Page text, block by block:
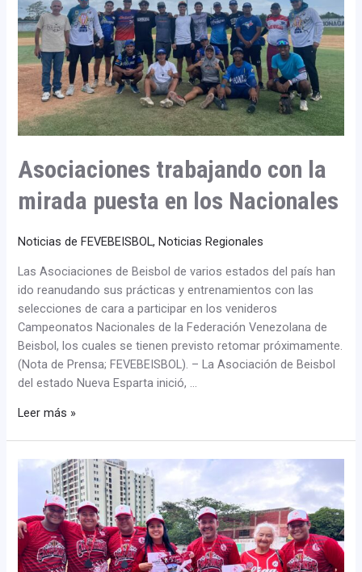
Asociaciones trabajando con la
mirada puesta en los Nacionales
Noticias de FEVEBEISBOL,Noticias Regionales
Las Asociaciones de Beisbol de varios estados del país han
ido reanudando sus prácticas y entrenamientos con las
selecciones de cara a participar en los venideros
Campeonatos Nacionales de la Federación Venezolana de
Beisbol, los cuales se tienen previsto retomar próximamente.
(Nota de Prensa; FEVEBEISBOL). – La Asociación de Beisbol
del estado Nueva Esparta inició, …
en
los
Nacionales
Leer más »
Asociaciones
retoman
Estadales